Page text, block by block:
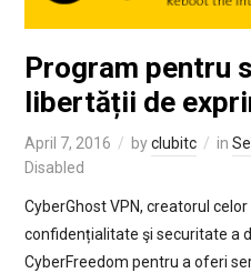
Program pentru
libertății de
April 7, 2016 byclubitc in
Disabled
CyberGhost VPN, creatorul
confidențialitate şi securitate a
CyberFreedom pentru a oferi